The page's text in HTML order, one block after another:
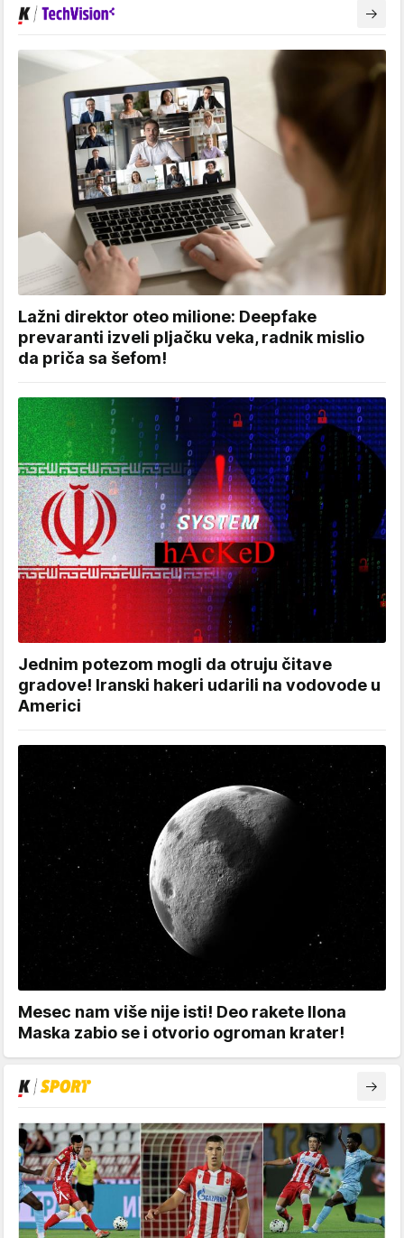
Lažni direktor oteo milione: Deepfake
prevaranti izveli pljačku veka, radnik mislio
da priča sa šefom!
Jednim potezom mogli da otruju čitave
gradove! Iranski hakeri udarili na vodovode u
Americi
Mesec nam više nije isti! Deo rakete Ilona
Maska zabio se i otvorio ogroman krater!